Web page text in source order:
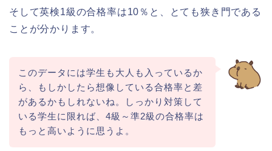
そして英検1級の合格率は10％と、とても狭き門である
ことが分かります。
このデータには学生も大人も入っているか
ら、もしかしたら想像している合格率と差
があるかもしれないね。しっかり対策して
いる学生に限れば、4級～準2級の合格率は
もっと高いように思うよ。